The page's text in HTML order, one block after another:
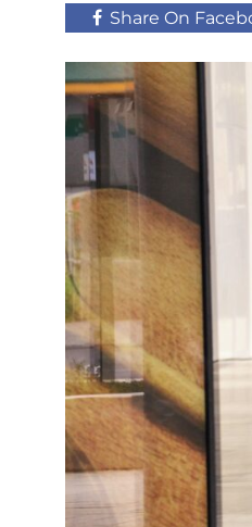
Share On